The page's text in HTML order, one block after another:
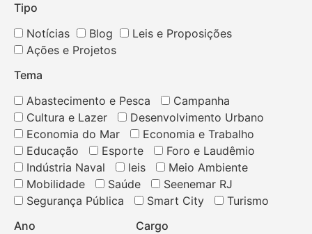
Tipo
Notícias
Blog
Leis e Proposições
Ações e Projetos
Tema
Abastecimento e Pesca
Campanha
Cultura e Lazer
Desenvolvimento Urbano
Economia do Mar
Economia e Trabalho
Educação
Esporte
Foro e Laudêmio
Indústria Naval
leis
Meio Ambiente
Mobilidade
Saúde
Seenemar RJ
Segurança Pública
Smart City
Turismo
Ano
Cargo